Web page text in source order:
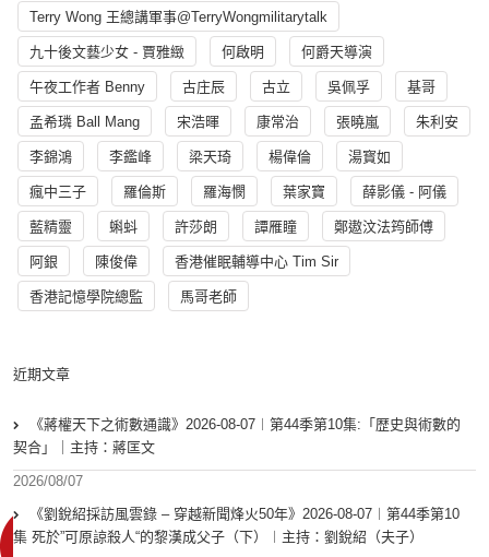
Terry Wong 王總講軍事@TerryWongmilitarytalk
九十後文藝少女 - 賈雅緻 何啟明 何爵天導演
午夜工作者 Benny 古庄辰 古立 吳佩孚 基哥
孟希璘 Ball Mang 宋浩暉 康常治 張曉嵐 朱利安
李錦鴻 李鑑峰 梁天琦 楊偉倫 湯寳如
瘋中三子 羅倫斯 羅海憫 葉家寶 薛影儀 - 阿儀
藍精靈 蝌蚪 許莎朗 譚雁瞳 鄭遨汶法筠師傅
阿銀 陳俊偉 香港催眠輔導中心 Tim Sir
香港記憶學院總監 馬哥老師
近期文章
《蔣權天下之術數通識》2026-08-07︱第44季第10集:「歴史與術數的
契合」｜主持：蔣匡文
2026/08/07
《劉銳紹採訪風雲錄 – 穿越新聞烽火50年》2026-08-07︱第44季第10
集 死於”可原諒殺人“的黎漢成父子（下）︱主持：劉銳紹（夫子）